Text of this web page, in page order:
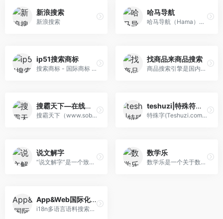
新浪搜索
新浪搜索
哈马导航
哈马导航（Hama）简洁高效的上网导航和搜索入口，沉淀最具价值链接，简约而不简单。
ip51搜索商标
搜索商标 - 国际商标 - 美国商标 - 欧盟商标 - 日本商标 - 英国商标查询检索 - IP知识产权保护 - ip51.com
找商品来商品搜索
商品搜索引擎是国内搜索引擎之一,为中国用户提供数码电器,办公居家,个人护理,男女童装,礼品奢品,酒水饮食,母婴用品,图书医药等信息搜索服务。
搜霸天下—在线工具综合搜索引擎
搜霸天下（www.soba8.com）为您提供身份证号大全,在线发音,在线翻译,周公解梦,手机号码归属地,邮编,黄道吉日,号码吉凶,IP地址,列车时刻表等查询服务综合搜索引擎网站。
teshuzi|特殊符号搜索引擎
特殊字(Teshuzi.com)是一个基于unicode的字符智能检索和手写识别输入系统，用于方便用户快速找到最想要的特殊符号、emoji表情、字母及文字。
说文解字
“说文解字”是一个致力于全文检索中国语言学和文字学的平台，用户可以根据拼音、部首、部件化学基查找想知道的文字。《说文解字》书名许慎这样解释道。然后，形式的声音，就意味着那是语言。文者，物象之本;字者，言孳乳而浸多也。」
数学乐
数学乐是一个关于数学的网站,它使用有趣、易懂的语言来演示数学,并且覆盖了整个幼儿园到高中的数学课程,并且有很多活动、游戏来帮助学习。
App&Web国际化翻译搜索
i18n多语言语料搜索引擎：支持11国语言搜索，有一千多种语言数据，超1500多万条数据，支持报表展示。